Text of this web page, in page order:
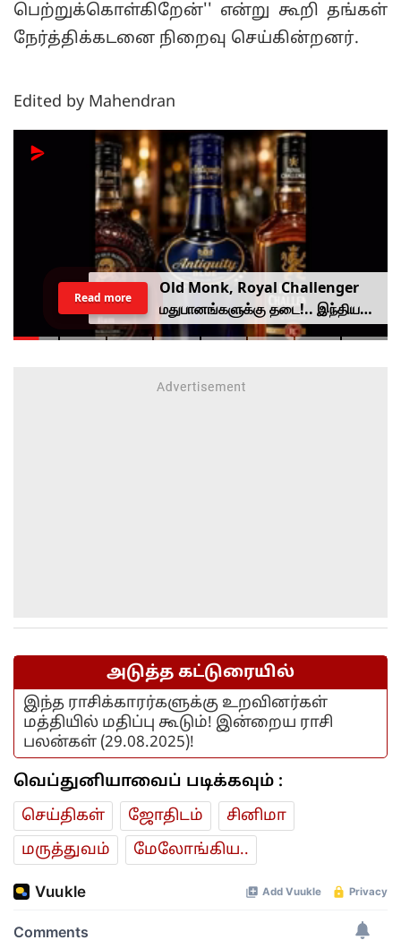
பெற்றுக்கொள்கிறேன்'' என்று கூறி தங்கள்
நேர்த்திக்கடனை நிறைவு செய்கின்றனர்.
Edited by Mahendran
Old Monk, Royal Challenger
மதுபானங்களுக்கு தடை!.. இந்திய
உணவு பாதுகாப்பு ஆணையம் அதிரடி.
Read more
அடுத்த கட்டுரையில்
இந்த ராசிக்காரர்களுக்கு உறவினர்கள்
மத்தியில் மதிப்பு கூடும்! இன்றைய ராசி
பலன்கள் (29.08.2025)!
வெப்துனியாவைப் படிக்கவும் :
செய்திகள் ஜோ‌திட‌ம்
சினிமா
மரு‌த்துவ‌ம்
மேலோங்கிய..